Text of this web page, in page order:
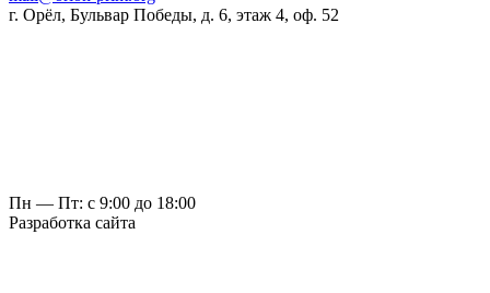
г. Орёл, Бульвар Победы, д. 6, этаж 4, оф. 52
Пн — Пт: с 9:00 до 18:00
Разработка сайта